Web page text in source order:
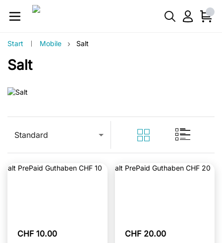
Start Mobile › Salt
Salt
Standard
CHF 10.00
CHF 20.00